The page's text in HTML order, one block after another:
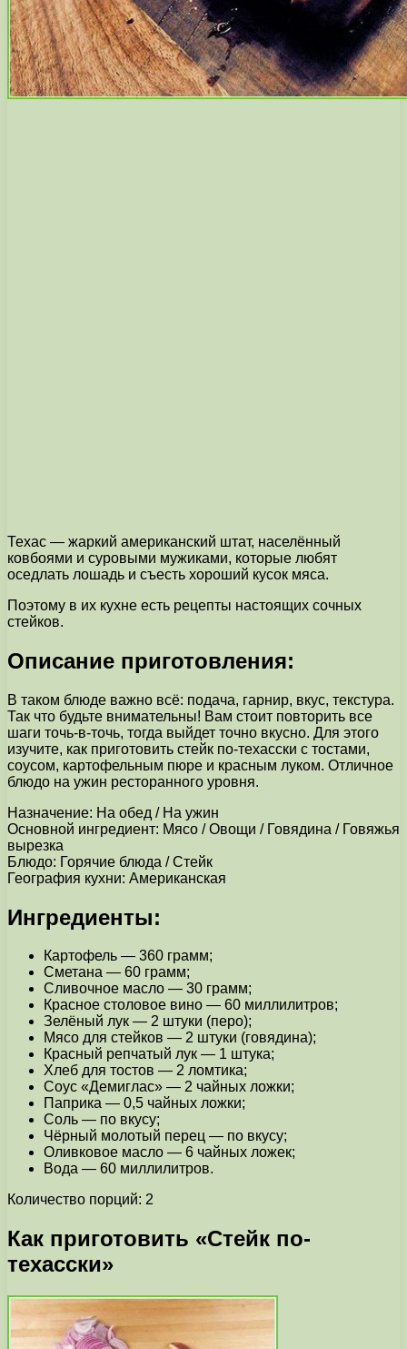
Техас — жаркий американский штат, населённый
ковбоями и суровыми мужиками, которые любят
оседлать лошадь и съесть хороший кусок мяса.
Поэтому в их кухне есть рецепты настоящих сочных
стейков.
Описание приготовления:
В таком блюде важно всё: подача, гарнир, вкус, текстура.
Так что будьте внимательны! Вам стоит повторить все
шаги точь-в-точь, тогда выйдет точно вкусно. Для этого
изучите, как приготовить стейк по-техасски с тостами,
соусом, картофельным пюре и красным луком. Отличное
блюдо на ужин ресторанного уровня.
Назначение: На обед / На ужин
Основной ингредиент: Мясо / Овощи / Говядина / Говяжья
вырезка
Блюдо: Горячие блюда / Стейк
География кухни: Американская
Ингредиенты:
Картофель — 360 грамм;
Сметана — 60 грамм;
Сливочное масло — 30 грамм;
Красное столовое вино — 60 миллилитров;
Зелёный лук — 2 штуки (перо);
Мясо для стейков — 2 штуки (говядина);
Красный репчатый лук — 1 штука;
Хлеб для тостов — 2 ломтика;
Соус «Демиглас» — 2 чайных ложки;
Паприка — 0,5 чайных ложки;
Соль — по вкусу;
Чёрный молотый перец — по вкусу;
Оливковое масло — 6 чайных ложек;
Вода — 60 миллилитров.
Количество порций: 2
Как приготовить «Стейк по-
техасски»